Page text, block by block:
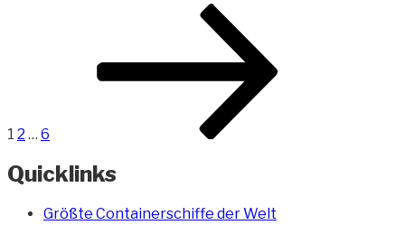
Beitragsnavigation
1 2 … 6
Quicklinks
Größte Containerschiffe der Welt